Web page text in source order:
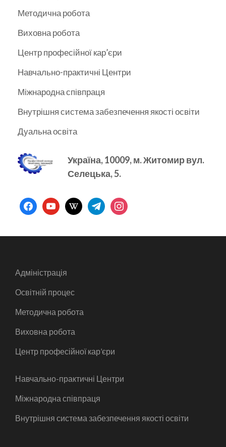
Методична робота
Виховна робота
Центр професійної кар’єри
Навчально-практичні Центри
Міжнародна співпраця
Внутрішня система забезпечення якості освіти
Дуальна освіта
Україна, 10009, м.Житомир вул.
Селецька, 5.
facebookyoutubewikipediatelegraminstagram
Адміністрація
Освітній процес
Методична робота
Виховна робота
Центр професійної кар’єри
Навчально-практичні Центри
Міжнародна співпраця
Внутрішня система забезпечення якості освіти